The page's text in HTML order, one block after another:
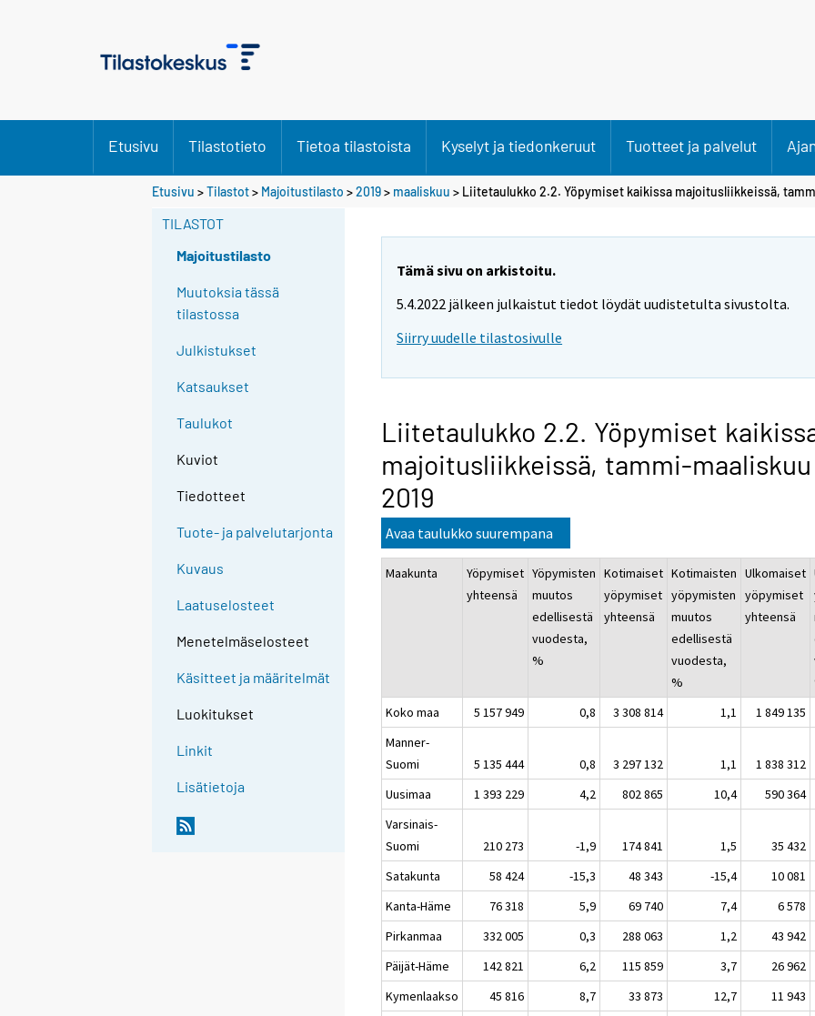
Etusivu Tilastotieto Tietoa tilastoista Kyselyt ja tiedonkeruut Tuotteet ja palvelut
Etusivu >Tilastot> Majoitustilasto >2019> maaliskuu > Liitetaulukko 2.2. Yöpymiset kaikissa majoitusliikkeissä,
TILASTOT
Majoitustilasto
Muutoksia tässä
tilastossa
Julkistukset
Katsaukset
Taulukot
Kuviot
Tiedotteet
Tuote- ja palvelutarjonta
Kuvaus
Laatuselosteet
Menetelmäselosteet
Käsitteet ja määritelmät
Luokitukset
Linkit
Lisätietoja
Tämä sivu on arkistoitu.
5.4.2022 jälkeen julkaistut tiedot löydät uudistetulta sivustolta.
Siirry uudelle tilastosivulle
Liitetaulukko 2.2. Yöpymiset
majoitusliikkeissä, tammi-maaliskuu
2019
Avaa taulukko suurempana
Maakunta
Yöpymiset
yhteensä
Yöpymisten
muutos
edellisestä
vuodesta,
%
Kotimaiset
yöpymiset
yhteensä
Kotimaisten
yöpymisten
muutos
edellisestä
vuodesta,
%
Ulkomaiset
yöpymiset
yhteensä
Koko maa
5 157 949 0,8 3 308 814 1,1 1 849 135
Manner-
Suomi
5 135 444 0,8 3 297 132 1,1 1 838 312
Uusimaa
1 393 229 4,2 802 865 10,4 590 364
Varsinais-
Suomi
210 273 -1,9 174 841 1,5 35 432
Satakunta
58 424 -15,3 48 343 -15,4 10 081
Kanta-Häme
76 318 5,9 69 740 7,4 6 578
Pirkanmaa
332 005 0,3 288 063 1,2 43 942
Päijät-Häme
142 821 6,2 115 859 3,7 26 962
Kymenlaakso
45 816 8,7 33 873 12,7 11 943